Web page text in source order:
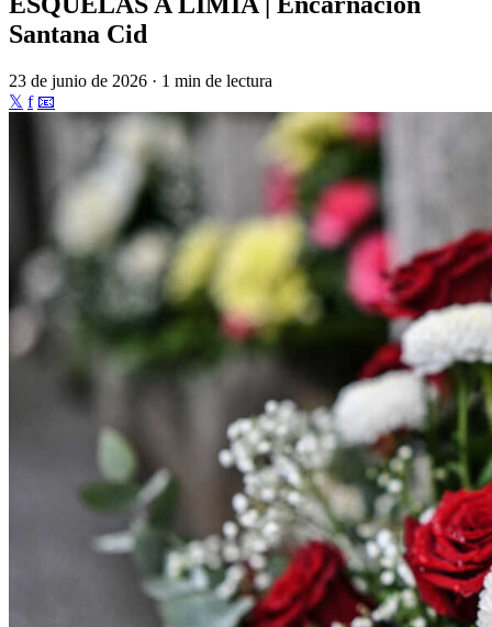
Santana Cid
23 de junio de 2026 · 1 min de lectura
𝕏 f 📧